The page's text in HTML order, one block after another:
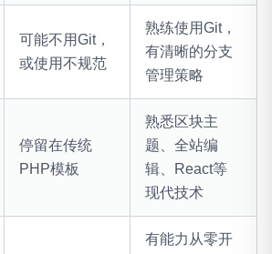
可能不用Git，
或使用不规范
熟练使用Git，
有清晰的分支
管理策略
停留在传统
PHP模板
熟悉区块主
题、全站编
辑、React等
现代技术
有能力从零开